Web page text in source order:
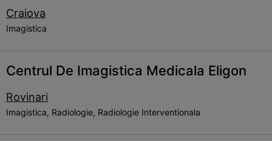
Craiova
Imagistica
Centrul De Imagistica Medicala Eligon
Rovinari
Imagistica, Radiologie, Radiologie Interventionala